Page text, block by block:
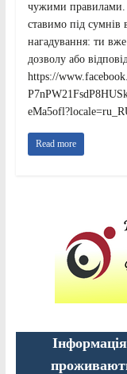
чужими правилами.
ставимо під сумнів
нагадування: ти
дозволу або
https://
Read more